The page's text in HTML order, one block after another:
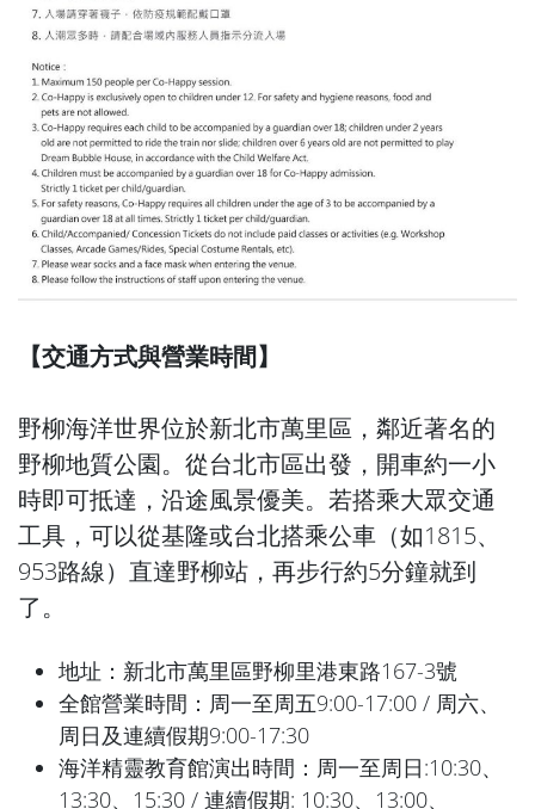
【交通方式與營業時間】
野柳海洋世界位於新北市萬里區，鄰近著名的
野柳地質公園。從台北市區出發，開車約一小
時即可抵達，沿途風景優美。若搭乘大眾交通
工具，可以從基隆或台北搭乘公車（如1815、
953路線）直達野柳站，再步行約5分鐘就到
了。
地址：新北市萬里區野柳里港東路167-3號
全館營業時間：周一至周五9:00-17:00 / 周六、
周日及連續假期9:00-17:30
海洋精靈教育館演出時間：周一至周日:10:30、
13:30、15:30 / 連續假期: 10:30、13:00、